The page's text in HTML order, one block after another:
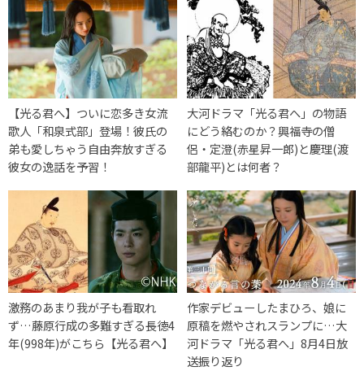
【光る君へ】ついに恋多き女流
歌人「和泉式部」登場！彼氏の
弟も愛しちゃう自由奔放すぎる
彼女の逸話を予習！
大河ドラマ「光る君へ」の物語
にどう絡むのか？興福寺の僧
侶・定澄(赤星昇一郎)と慶理(渡
部龍平)とは何者？
激務のあまり我が子も看取れ
ず…藤原行成の多難すぎる長徳4
年(998年)がこちら【光る君へ】
作家デビューしたまひろ、娘に
原稿を燃やされスランプに…大
河ドラマ「光る君へ」8月4日放
送振り返り